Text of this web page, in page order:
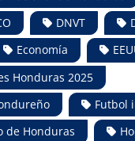
DNVT
Economía
Honduras 2025
Futbol
de Honduras